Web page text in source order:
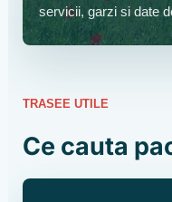
servicii, garzi si date
TRASEE UTILE
Ce cauta